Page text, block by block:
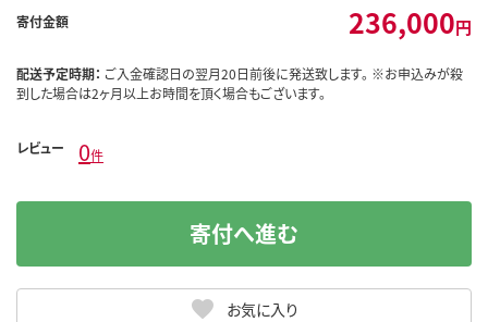
寄付金額 236,000円
配送予定時期： ご入金確認日の翌月20日前後に発送致します。 ※お申込みが殺
到した場合は2ヶ月以上お時間を頂く場合もございます。
レビュー 0件
お気に入り
寄付へ進む